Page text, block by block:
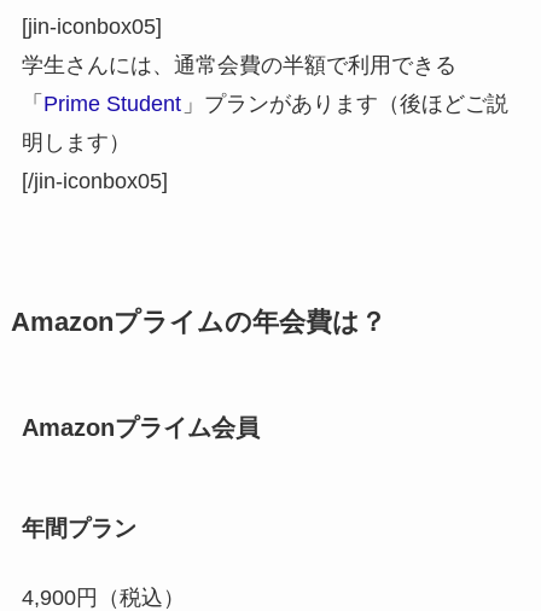
[jin-iconbox05]
学生さんには、通常会費の半額で利用できる
「 Prime Student 」プランがあります（後ほどご説
明します）
[/jin-iconbox05]
Amazonプライムの年会費は？
Amazonプライム会員
年間プラン
4,900円（税込）